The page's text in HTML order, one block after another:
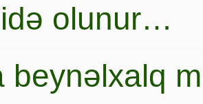
olunur…
beynəlxalq